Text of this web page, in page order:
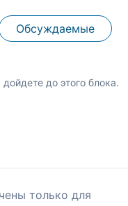
Обсуждаемые
до этого блока.
только для